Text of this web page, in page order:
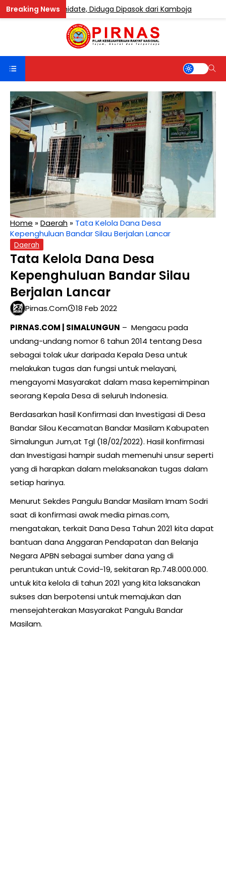
Etomidate, Diduga Dipasok dari Kamboja
Home »Daerah » Tata Kelola Dana Desa
Kepenghuluan Bandar Silau Berjalan Lancar
Daerah
Tata Kelola Dana Desa
Kepenghuluan Bandar Silau
Berjalan Lancar
Pirnas.com
18 Feb 2022
PIRNAS.COM | SIMALUNGUN – Mengacu pada
undang-undang nomor 6 tahun 2014 tentang Desa
sebagai tolak ukur daripada Kepala Desa untuk
melakukan tugas dan fungsi untuk melayani,
mengayomi Masyarakat dalam masa kepemimpinan
seorang Kepala Desa di seluruh Indonesia.
Berdasarkan hasil Konfirmasi dan Investigasi di Desa
Bandar Silou Kecamatan Bandar Masilam Kabupaten
Simalungun Jum,at Tgl (18/02/2022). Hasil konfirmasi
dan Investigasi hampir sudah memenuhi unsur seperti
yang di harapkan dalam melaksanakan tugas dalam
setiap harinya.
Menurut Sekdes Pangulu Bandar Masilam Imam Sodri
saat di konfirmasi awak media pirnas.com,
mengatakan, terkait Dana Desa Tahun 2021 kita dapat
bantuan dana Anggaran Pendapatan dan Belanja
Negara APBN sebagai sumber dana yang di
peruntukan untuk Covid-19, sekitaran Rp.748.000.000.
untuk kita kelola di tahun 2021 yang kita laksanakan
sukses dan berpotensi untuk memajukan dan
mensejahterakan Masyarakat Pangulu Bandar
Masilam.